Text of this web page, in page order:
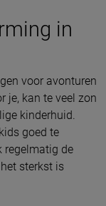
in
voor avonturen
je, kan te veel zon
kinderhuid.
goed te
regelmatig de
sterkst is